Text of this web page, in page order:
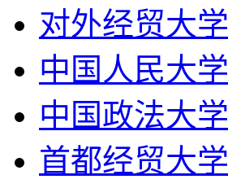
对外经贸大学
中国人民大学
中国政法大学
首都经贸大学